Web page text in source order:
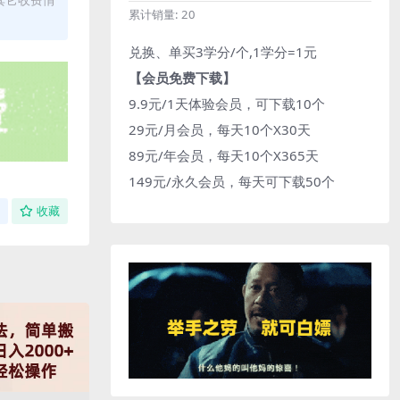
收藏
累计销量: 20
兑换、单买3学分/个,1学分=1元
【会员免费下载】
9.9元/1天体验会员，可下载10个
29元/月会员，每天10个X30天
89元/年会员，每天10个X365天
149元/永久会员，每天可下载50个